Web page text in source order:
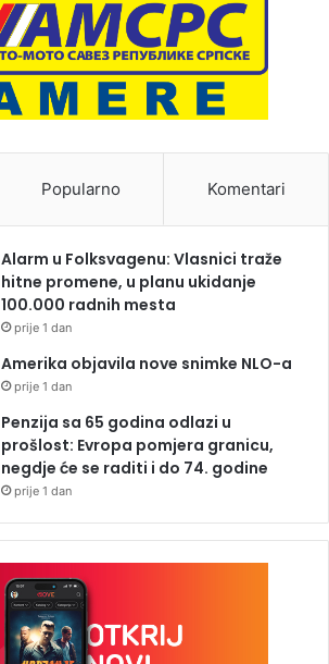
Popularno Komentari
Alarm u Folksvagenu: Vlasnici traže
hitne promene, u planu ukidanje
100.000 radnih mesta
prije 1 dan
Amerika objavila nove snimke NLO-a
prije 1 dan
Penzija sa 65 godina odlazi u
prošlost: Evropa pomjera granicu,
negdje će se raditi i do 74. godine
prije 1 dan